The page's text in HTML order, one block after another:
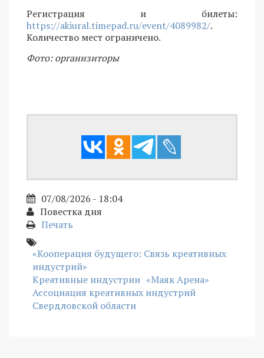
Регистрация и билеты:
https://akiural.timepad.ru/event/4089982/.
Количество мест ограничено.
Фото: организиторы
07/08/2026 - 18:04
Повестка дня
Печать
«Кооперация будущего: Связь креативных
индустрий»
Креативные индустрии «Маяк Арена»
Ассоциация креативных индустрий
Свердловской области